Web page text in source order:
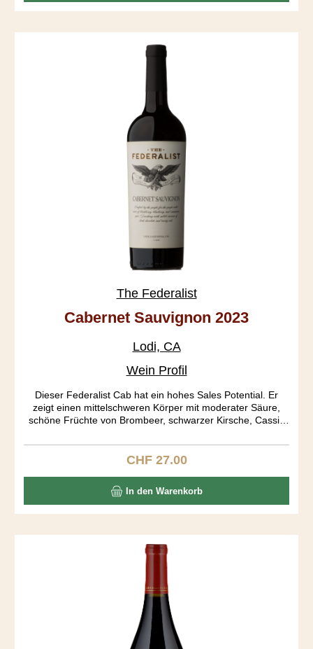
The Federalist
Cabernet Sauvignon 2023
Lodi, CA
Wein Profil
Dieser Federalist Cab hat ein hohes Sales Potential. Er
zeigt einen mittelschweren Körper mit moderater Säure,
schöne Früchte von Brombeer, schwarzer Kirsche, Cassis
in amerikanischen und französichen Barriquen während 15
Monaten statt.
Regulärer Preis:
CHF 27.00
In den Warenkorb